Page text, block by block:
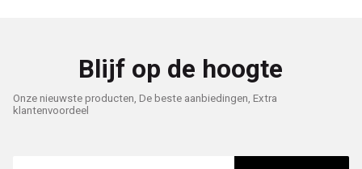
Blijf op de hoogte
Onze nieuwste producten, De beste aanbiedingen, Extra
klantenvoordeel